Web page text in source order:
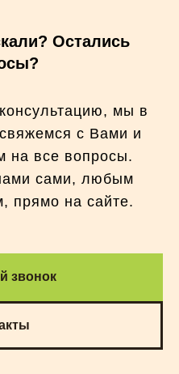
Остались
мы в
с Вами и
на все вопросы.
сами, любым
прямо на сайте.
звонок